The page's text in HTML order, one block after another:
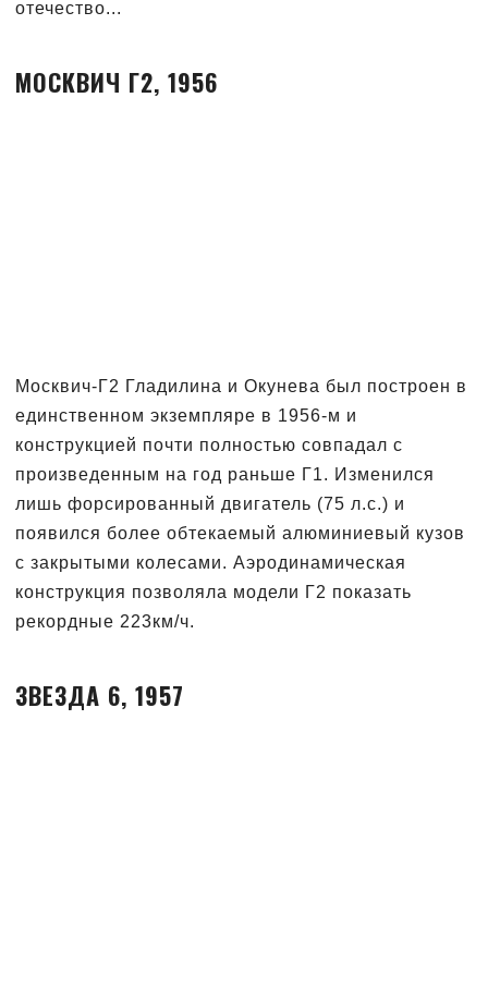
отечество...
МОСКВИЧ Г2, 1956
Москвич-Г2 Гладилина и Окунева был построен в
единственном экземпляре в 1956-м и
конструкцией почти полностью совпадал с
произведенным на год раньше Г1. Изменился
лишь форсированный двигатель (75 л.с.) и
появился более обтекаемый алюминиевый кузов
с закрытыми колесами. Аэродинамическая
конструкция позволяла модели Г2 показать
рекордные 223км/ч.
ЗВЕЗДА 6, 1957